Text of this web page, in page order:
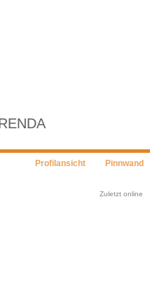
Pinnwand
Profilansicht
Zuletzt online